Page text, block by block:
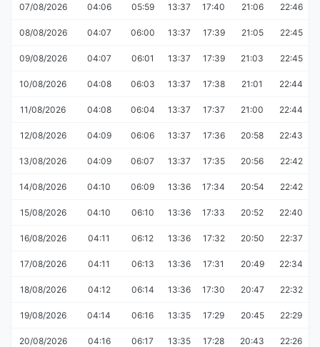
07/08/2026 04:06 05:59 13:37 17:40 21:06 22:46
08/08/2026 04:07 06:00 13:37 17:39 21:05 22:45
09/08/2026 04:07 06:01 13:37 17:39 21:03 22:45
10/08/2026 04:08 06:03 13:37 17:38 21:01 22:44
11/08/2026 04:08 06:04 13:37 17:37 21:00 22:44
12/08/2026 04:09 06:06 13:37 17:36 20:58 22:43
13/08/2026 04:09 06:07 13:37 17:35 20:56 22:42
14/08/2026 04:10 06:09 13:36 17:34 20:54 22:42
15/08/2026 04:10 06:10 13:36 17:33 20:52 22:40
16/08/2026 04:11 06:12 13:36 17:32 20:50 22:37
17/08/2026 04:11 06:13 13:36 17:31 20:49 22:34
18/08/2026 04:12 06:14 13:36 17:30 20:47 22:32
19/08/2026 04:14 06:16 13:35 17:29 20:45 22:29
20/08/2026 04:16 06:17 13:35 17:28 20:43 22:26